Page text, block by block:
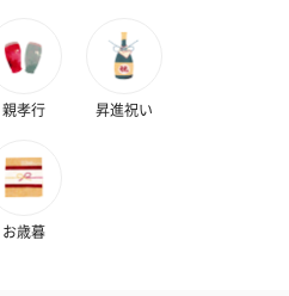
親孝行 昇進祝い
お歳暮